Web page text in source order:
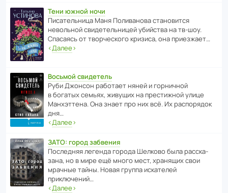
Тени южной ночи
Писа­тель­ница Маня Поли­ва­нова стано­вится
невольной свиде­тель­ницей убийства на тв-шоу.
Спасаясь от твор­че­с­кого кризиса, она приезжает…
‹Далее›
Восьмой свидетель
Руби Джонсон рабо­тает няней и горни­чной
в богатых семьях, живущих на прес­ти­жной улице
Манх­эт­тена. Она знает про них всё. Их распо­рядок
дня…
‹Далее›
ЗАТО: город забвения
После­дняя легенда города Шелково была расска­
зана, но в мире ещё много мест, хранящих свои
мрачные тайны. Новая группа иска­телей
приключений…
‹Далее›